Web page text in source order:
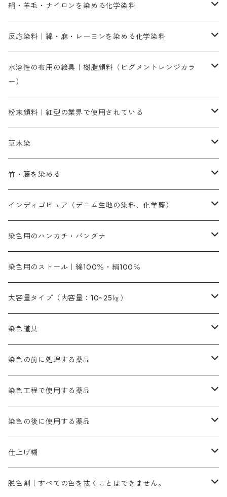
直接染料－染色手順が簡単
人気のおすすめ直接染料
染色に必要な薬品類
橙色系
青色系
紫色系
緑色系
茶色系
染料一覧ー100g入り
染料一覧ー500g入り
絹・羊毛・ナイロンを染める化学染料
お買い得品
染料一覧
人気のおすすめ染料
橙色系
緑色系
茶色系
灰色系
黒色系
染色に必要な薬品類
補助薬品
反応染料｜綿・麻・レーヨンを染める化学染料
お勧めの3原色（赤・青・黄色）
お勧め｜スミフィックス～
3原色以外の色目
赤色
茶色｜20g入りのみ公開
灰色｜20g入りのみ公開
黒色
染色に必要な薬品
アルカリ剤
補助薬品
捺染に必要な材料
捺染糊
水溶性の布用の絵具｜樹脂顔料（ピグメントレンジカラ
ー）
ネオカラー（色）
内容量：100g
内容量：500g
バィンダー（定着剤）
増粘剤
黄色系
エロ―M3G｜定番の色合い
エロー ＭＧＲ｜明るい緑みの黄色
オレンジ系
オレンヂMG｜黄みの橙色
オレンヂMGD（定番の色合い）
赤色系
レットMFB｜赤色（定番の色合い）
レットMG｜黄みの朱色
ピンクMB｜ピンク色
青色系
ネビーブルーMB（定番の色合い）
ブルーMB（定番の色合い）
紫色系
バイオレットMFB
緑色系
ダークグリンMG（定番の色合い）
グリーンMB｜緑色
茶色系
ダークブロンMFB｜こげ茶色
ブロンHNR｜こげ茶色
黒色系
ブラックMK（赤みの黒色）
ブラックMG（青みの黒色）
白色系（定番の色合い）
ネオホワイトR
粉末顔料｜紅型の業界で使用されている
赤色系
本洋紅
代用朱黄色口
黄色系
ファストエロ―10GN（鮮やかな黄色）
ファストエロ―5GN（黄色）
青色系
NSBAブルー
群青
白色｜胡粉
黒色｜在庫処分特価
緑色｜在庫処分特価
茶色｜在庫処分特価
草木染
植物染料
人気のおすすめ植物染料
インド茜・西洋茜の個別販売
カッチ｜茶系
霧島産・晩秋茶｜黄金色（赤みの黄色）｜準備中
濃染処理剤｜ソルバックスPS－900
媒染剤
アルミ媒染剤
鉄媒染剤
ソーダ灰｜アルカリ性のPH調整剤
藍染
ぶどう糖
ハイドロサルファイトコンク
染色用途のハンカチ・バンダナ
45cm×45cm（ハンカチ）｜端の始末も綿糸｜タグなし
54cm×54cm（バンダナ）｜端の始末も綿糸｜タグなし
竹・籐を染める
人気のおすすめ竹・藤を染める染料
塩基性染料（混色可能）
ビスマークブロンB｜赤茶色
塩基性エロ―｜液体タイプ
ローダミンB｜赤紫色｜マゼンダ色
オリジナル染料｜スス竹色｜ミキセットファストブロンGR
インディゴピュア（デニム生地の染料、化学藍）
初心者向けお試しセット販売
インディゴピュア
アルカリ剤
ハイドロサルファイトコンク
酸性剤
染色用のハンカチ・バンダナ
45cm×45cm（ハンカチ）｜端の始末も綿糸｜タグなし
54cm×54cm（バンダナ）｜端の始末も綿糸｜タグなし
染色用のストール｜綿100％・絹100％
大容量タイプ（内容量：10~25㎏）
芒硝｜綿の染色時の吸収促進剤
ソーダ灰｜アルカリ性のPH調整剤
硫酸第一鉄｜鉄媒染剤
染色道具
刷毛
摺込み刷毛（スリコミハケ）ー夏毛（硬いタイプ）
摺込み刷毛（スリコミハケ）ー冬毛（柔らかいタイプ）
ローケツ筆
ローケツ用筆｜1本～販売
ローケツ用筆ー10%off｜20本セットお取り寄せ品
洋型紙（9番手｜中薄口、10番手｜中厚口）
有償サンプル品｜約20cm×27cm
洋型紙9番手｜中薄口｜約54cm×110cm
張木｜入荷待ち
伸子
染色の前に処理する薬品
精練剤｜汚れ落とし剤｜針状マルセル石鹸
糊落とし剤｜ソルベンCA
濃染処理剤｜ソルバックスPS－900
染色工程で使用する薬品
染料の吸収促進剤
酢酸｜絹・羊毛・ナイロンに使用する
芒硝｜綿・麻の染色に使用する。
染料のムラ染め抑制剤（均染剤）
アゾリン200％｜綿・麻・絹・羊毛・ナイロンの染色
染料の浸透剤
染色の後に使用する薬品
ソーピング剤｜未定着の染料を除去すること
ネオポールB－300｜反応染料のソーピング剤
仕上げ剤｜柔軟・平滑剤
仕上げ糊
カルボキシメチルセルロース（CMC）
脱色剤｜すべての色を抜くことはできません。